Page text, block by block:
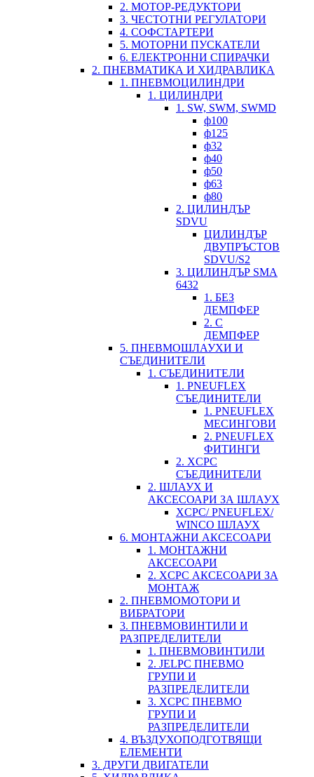
2. МОТОР-РЕДУКТОРИ
3. ЧЕСТОТНИ РЕГУЛАТОРИ
4. СОФСТАРТЕРИ
5. МОТОРНИ ПУСКАТЕЛИ
6. ЕЛЕКТРОННИ СПИРАЧКИ
2. ПНЕВМАТИКА И ХИДРАВЛИКА
1. ПНЕВМОЦИЛИНДРИ
1. ЦИЛИНДРИ
1. SW, SWM, SWMD
ф100
ф125
ф32
ф40
ф50
ф63
ф80
2. ЦИЛИНДЪР
SDVU
ЦИЛИНДЪР
ДВУПРЪСТОВ
SDVU/S2
3. ЦИЛИНДЪР SMA
6432
1. БЕЗ
ДЕМПФЕР
2. С
ДЕМПФЕР
5. ПНЕВМОШЛАУХИ И
СЪЕДИНИТЕЛИ
1. СЪЕДИНИТЕЛИ
1. PNEUFLEX
СЪЕДИНИТЕЛИ
1. PNEUFLEX
МЕСИНГОВИ
2. PNEUFLEX
ФИТИНГИ
2. XCPC
СЪЕДИНИТЕЛИ
2. ШЛАУХ И
АКСЕСОАРИ ЗА ШЛАУХ
XCPC/ PNEUFLEX/
WINCO ШЛАУХ
6. МОНТАЖНИ АКСЕСОАРИ
1. МОНТАЖНИ
АКСЕСОАРИ
2. XCPC АКСЕСОАРИ ЗА
МОНТАЖ
2. ПНЕВМОМОТОРИ И
ВИБРАТОРИ
3. ПНЕВМОВИНТИЛИ И
РАЗПРЕДЕЛИТЕЛИ
1. ПНЕВМОВИНТИЛИ
2. JELPC ПНЕВМО
ГРУПИ И
РАЗПРЕДЕЛИТЕЛИ
3. XCPC ПНЕВМО
ГРУПИ И
РАЗПРЕДЕЛИТЕЛИ
4. ВЪЗДУХОПОДГОТВЯЩИ
ЕЛЕМЕНТИ
3. ДРУГИ ДВИГАТЕЛИ